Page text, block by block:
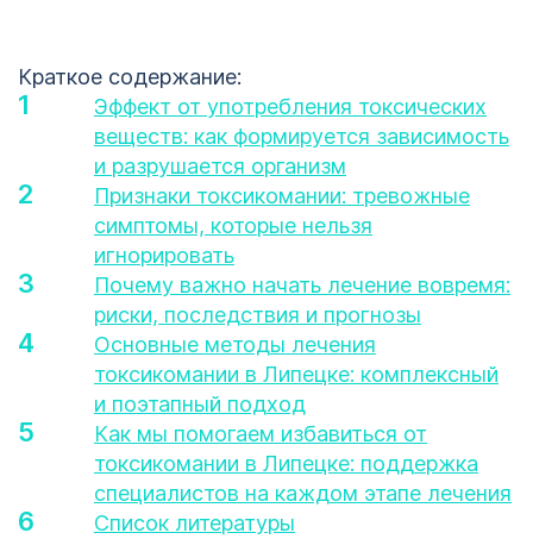
Краткое содержание:
Эффект от употребления токсических
веществ: как формируется зависимость
и разрушается организм
Признаки токсикомании: тревожные
симптомы, которые нельзя
игнорировать
Почему важно начать лечение вовремя:
риски, последствия и прогнозы
Основные методы лечения
токсикомании в Липецке: комплексный
и поэтапный подход
Как мы помогаем избавиться от
токсикомании в Липецке: поддержка
специалистов на каждом этапе лечения
Список литературы